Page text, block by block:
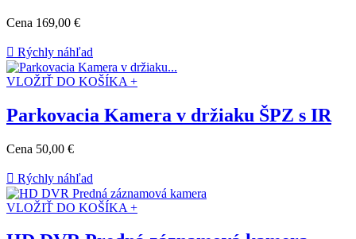
Cena 169,00 €
 Rýchly náhľad
VLOŽIŤ DO KOŠÍKA +
Parkovacia Kamera v držiaku ŠPZ s IR
Cena 50,00 €
 Rýchly náhľad
VLOŽIŤ DO KOŠÍKA +